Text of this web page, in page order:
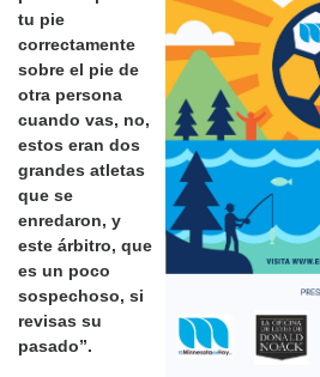
tu pie
correctamente
sobre el pie de
otra persona
cuando vas, no,
estos eran dos
grandes atletas
que se
enredaron, y
este árbitro, que
es un poco
sospechoso, si
revisas su
pasado”.